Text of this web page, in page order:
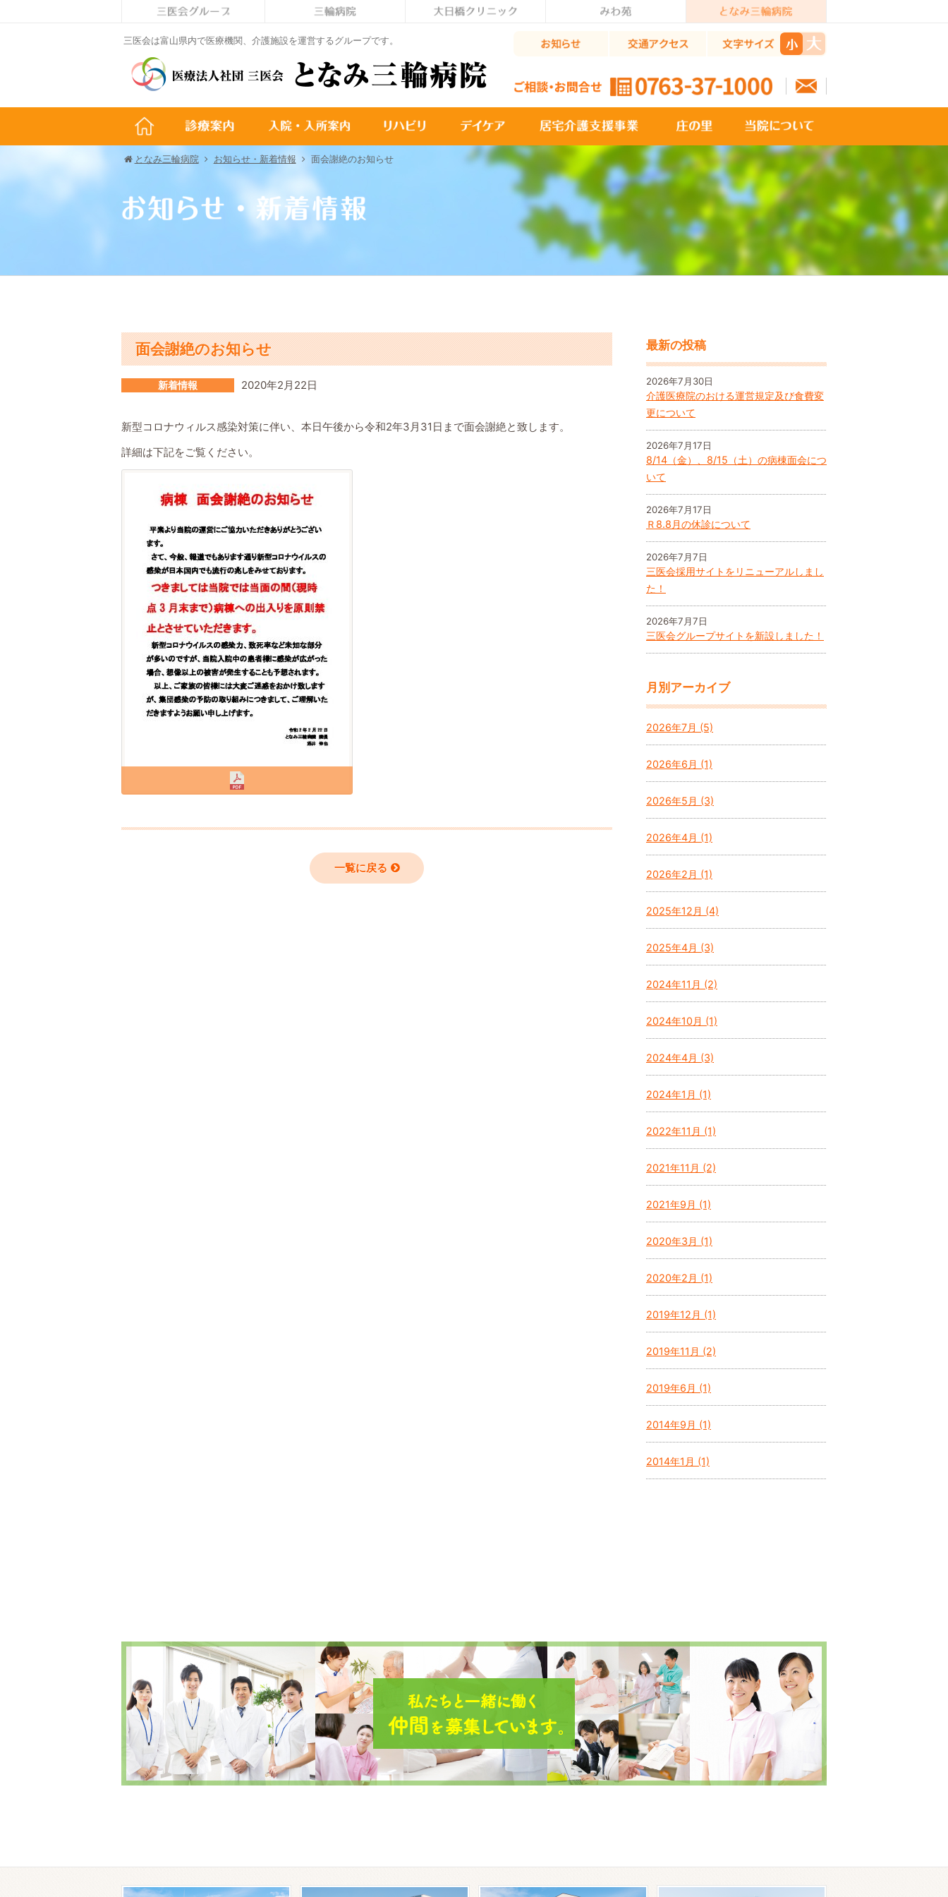
三医会は富山県内で医療機関、介護施設を運営するグループです。
となみ三輪病院 お知らせ・新着情報 面会謝絶のお知らせ
面会謝絶のお知らせ
新着情報 2020年2月22日
新型コロナウィルス感染対策に伴い、本日午後から令和2年3月31日まで面会謝絶と致します。
詳細は下記をご覧ください。
一覧に戻る
最新の投稿
2026年7月30日
介護医療院のおける運営規定及び食費変
更について
2026年7月17日
8/14（金）、8/15（土）の病棟面会につ
いて
2026年7月17日
Ｒ8.8月の休診について
2026年7月7日
三医会採用サイトをリニューアルしまし
た！
2026年7月7日
三医会グループサイトを新設しました！
月別アーカイブ
2026年7月 (5)
2026年6月 (1)
2026年5月 (3)
2026年4月 (1)
2026年2月 (1)
2025年12月 (4)
2025年4月 (3)
2024年11月 (2)
2024年10月 (1)
2024年4月 (3)
2024年1月 (1)
2022年11月 (1)
2021年11月 (2)
2021年9月 (1)
2020年3月 (1)
2020年2月 (1)
2019年12月 (1)
2019年11月 (2)
2019年6月 (1)
2014年9月 (1)
2014年1月 (1)